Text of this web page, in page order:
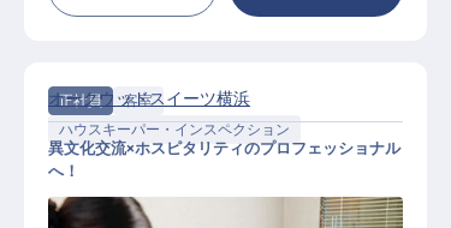
正社員
客室
ハウスキーパー・インスペクション
オークウッドスイーツ横浜
異文化交流×ホスピタリティのプロフェッショナル
へ！